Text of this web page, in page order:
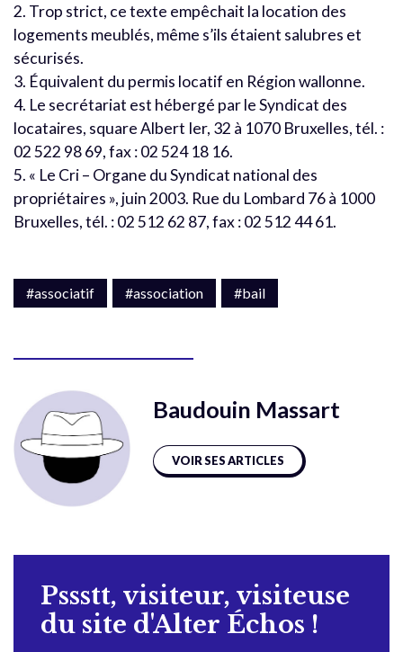
2. Trop strict, ce texte empêchait la location des
logements meublés, même s’ils étaient salubres et
sécurisés.
3. Équivalent du permis locatif en Région wallonne.
4. Le secrétariat est hébergé par le Syndicat des
locataires, square Albert Ier, 32 à 1070 Bruxelles, tél. :
02 522 98 69, fax : 02 524 18 16.
5. « Le Cri – Organe du Syndicat national des
propriétaires », juin 2003. Rue du Lombard 76 à 1000
Bruxelles, tél. : 02 512 62 87, fax : 02 512 44 61.
#associatif #association #bail
Baudouin Massart
VOIR SES ARTICLES
Pssstt, visiteur, visiteuse
du site d'Alter Échos !